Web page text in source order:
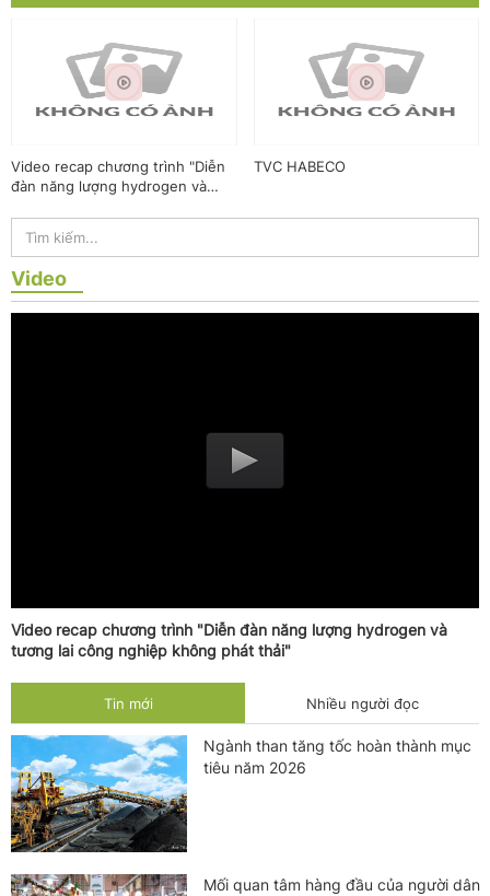
Video recap chương trình "Diễn
đàn năng lượng hydrogen và
TVC HABECO
Video
Video recap chương trình "Diễn đàn năng lượng hydrogen và
tương lai công nghiệp không phát thải"
Tin mới Nhiều người đọc
Ngành than tăng tốc hoàn thành mục
tiêu năm 2026
Mối quan tâm hàng đầu của người dân